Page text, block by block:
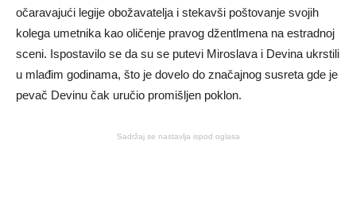
očaravajući legije obožavatelja i stekavši poštovanje svojih
kolega umetnika kao oličenje pravog džentlmena na estradnoj
sceni. Ispostavilo se da su se putevi Miroslava i Devina ukrstili
u mlađim godinama, što je dovelo do značajnog susreta gde je
pevač Devinu čak uručio promišljen poklon.
Sadržaj se nastavlja ispod oglasa